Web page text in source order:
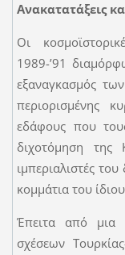
Ανακατατάξεις
Οι
1989-’91
εξαναγκασμός
περιορισμένης
εδάφους που
διχοτόμηση
ιμπεριαλιστές
κομμάτια του
Έπειτα από μια
σχέσεων